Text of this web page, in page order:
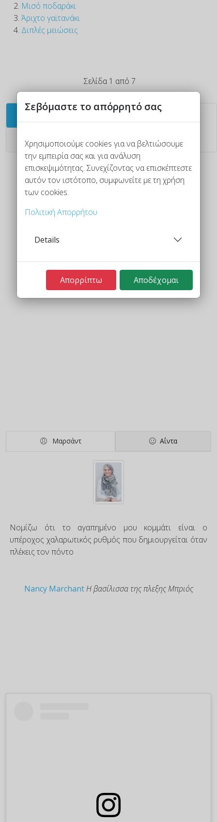
Μισό ποδαράκι
Άριχτο γαϊτανάκι
Διπλές μειώσεις
Σελίδα 1 από 7
Τέλος
Μαρσάντ Αΐντα
Νομίζω ότι το αγαπημένο μου κομμάτι είναι ο
υπέροχος χαλαρωτικός ρυθμός που δημιουργείται όταν
πλέκεις τον πόντο
Nancy Marchant Η βασίλισσα της πλεξης Μπριός
Σεβόμαστε το απόρρητό σας
Χρησιμοποιούμε cookies για να βελτιώσουμε
την εμπειρία σας και για ανάλυση
επισκεψιμότητας. Συνεχίζοντας να επισκέπτεστε
αυτόν τον ιστότοπο, συμφωνείτε με τη χρήση
των cookies.
Πολιτική Απορρήτου
Details
Απορρίπτω Αποδέχομαι